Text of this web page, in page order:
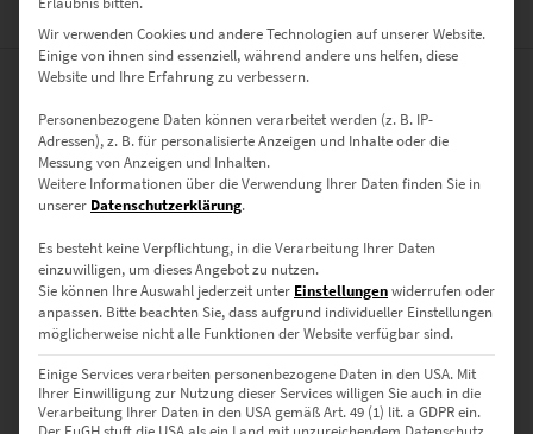
BEWERTUNGEN (0)
0
Wir verwenden Cookies und andere Technologien auf unserer Website.
Einige von ihnen sind essenziell, während andere uns helfen, diese
Website und Ihre Erfahrung zu verbessern.
Personenbezogene Daten können verarbeitet werden (z. B. IP-
Adressen), z. B. für personalisierte Anzeigen und Inhalte oder die
Messung von Anzeigen und Inhalten.
Weitere Informationen über die Verwendung Ihrer Daten finden Sie in
unserer Datenschutzerklärung.
Es besteht keine Verpflichtung, in die Verarbeitung Ihrer Daten
einzuwilligen, um dieses Angebot zu nutzen.
Sie können Ihre Auswahl jederzeit unter Einstellungenwiderrufen oder
anpassen. Bitte beachten Sie, dass aufgrund individueller Einstellungen
möglicherweise nicht alle Funktionen der Website verfügbar sind.
Einige Services verarbeiten personenbezogene Daten in den USA. Mit
Ihrer Einwilligung zur Nutzung dieser Services willigen Sie auch in die
Verarbeitung Ihrer Daten in den USA gemäß Art. 49 (1) lit. a GDPR ein.